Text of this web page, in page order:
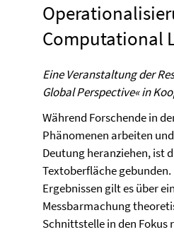
Computational
Eine Veranstaltung der
Global Perspective« in
Während Forschende in
Phänomenen arbeiten
Deutung heranziehen, ist
Textoberfläche
Ergebnissen gilt es über
Messbarmachung
Schnittstelle in den Fokus